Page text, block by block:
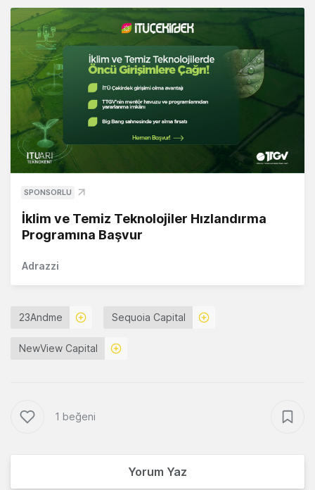
SPONSORLU
İklim ve Temiz Teknolojiler Hızlandırma
Programına Başvur
Adrazzi
23Andme Sequoia Capital
NewView Capital
1 beğeni
Yorum Yaz